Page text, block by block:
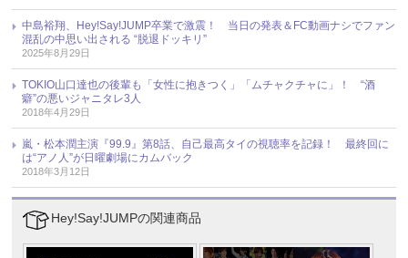
中島裕翔、Hey!Say!JUMP卒業で激震！ 当日の発表＆FC動画ナシでファン
混乱の中思い出される “脱退ドッキリ”
2025年8月29日
TOKIO山口達也の後輩も「女性に抱きつく」「ムチャクチャに」！ “酒
癖”の悪いジャニタレ3人
2018年4月29日
嵐・松本潤主演『99.9』第8話、自己最高タイの視聴率を記録！ 最終回に
は“アノ人”が日曜劇場にカムバック
2018年3月12日
Hey!Say!JUMPの関連商品